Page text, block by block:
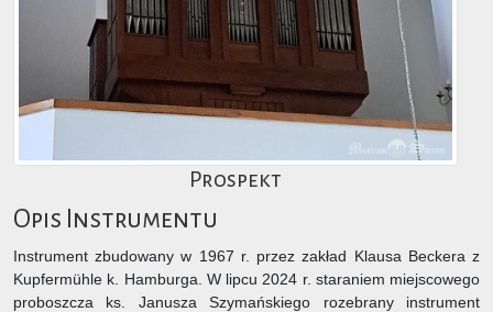
Prospekt
Opis Instrumentu
Instrument zbudowany w 1967 r. przez zakład Klausa Beckera z
Kupfermühle k. Hamburga. W lipcu 2024 r. staraniem miejscowego
proboszcza ks. Janusza Szymańskiego rozebrany instrument